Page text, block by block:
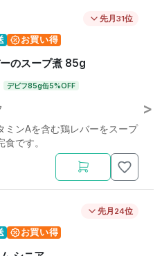
先月31位
お買い得
のスープ煮 85g
デビフ85g缶5%OFF
ミンAを含む鶏レバーをスープ
です。
先月24位
お買い得